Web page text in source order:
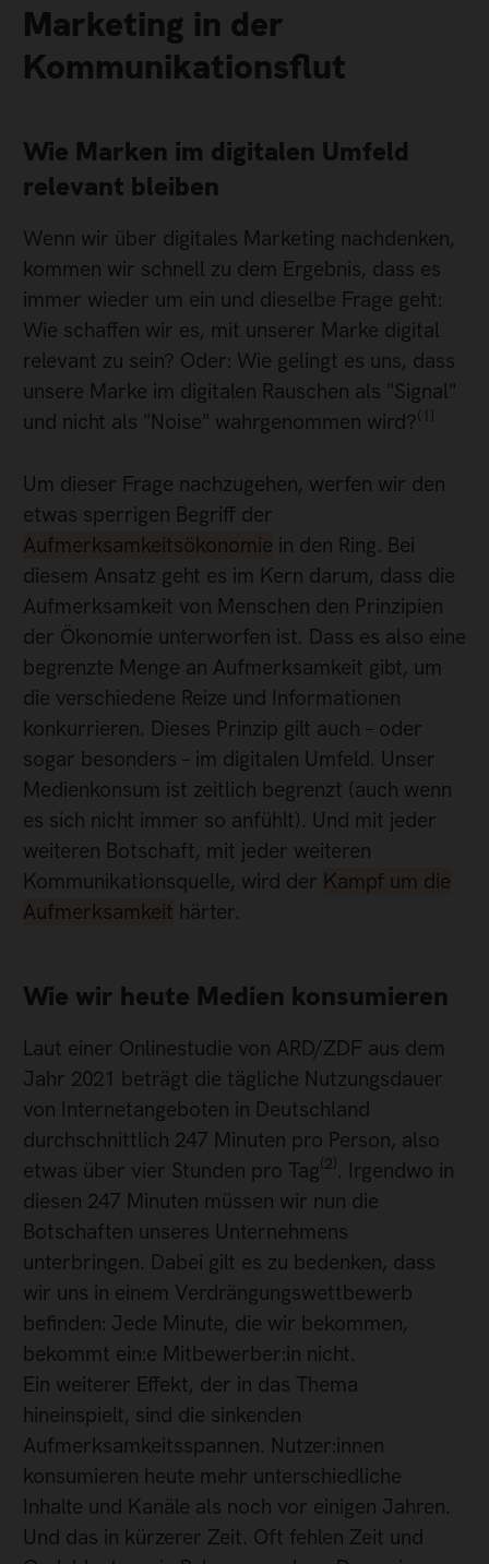
Marketing in der
Kommunikationsflut
Wie Marken im digitalen Umfeld
relevant bleiben
Wenn wir über digitales Marketing nachdenken,
kommen wir schnell zu dem Ergebnis, dass es
immer wieder um ein und dieselbe Frage geht:
Wie schaffen wir es, mit unserer Marke digital
relevant zu sein? Oder: Wie gelingt es uns, dass
unsere Marke im digitalen Rauschen als "Signal"
und nicht als "Noise" wahrgenommen wird?(1)
Um dieser Frage nachzugehen, werfen wir den
etwas sperrigen Begriff der
Aufmerksamkeitsökonomie in den Ring. Bei
diesem Ansatz geht es im Kern darum, dass die
Aufmerksamkeit von Menschen den Prinzipien
der Ökonomie unterworfen ist. Dass es also eine
begrenzte Menge an Aufmerksamkeit gibt, um
die verschiedene Reize und Informationen
konkurrieren. Dieses Prinzip gilt auch – oder
sogar besonders – im digitalen Umfeld. Unser
Medienkonsum ist zeitlich begrenzt (auch wenn
es sich nicht immer so anfühlt). Und mit jeder
weiteren Botschaft, mit jeder weiteren
Kommunikationsquelle, wird der Kampf um die
Aufmerksamkeit härter.
Wie wir heute Medien konsumieren
Laut einer Onlinestudie von ARD/ZDF aus dem
Jahr 2021 beträgt die tägliche Nutzungsdauer
von Internetangeboten in Deutschland
durchschnittlich 247 Minuten pro Person, also
etwas über vier Stunden pro Tag(2). Irgendwo in
diesen 247 Minuten müssen wir nun die
Botschaften unseres Unternehmens
unterbringen. Dabei gilt es zu bedenken, dass
wir uns in einem Verdrängungswettbewerb
befinden: Jede Minute, die wir bekommen,
bekommt ein:e Mitbewerber:in nicht.
Ein weiterer Effekt, der in das Thema
hineinspielt, sind die sinkenden
Aufmerksamkeitsspannen. Nutzer:innen
konsumieren heute mehr unterschiedliche
Inhalte und Kanäle als noch vor einigen Jahren.
Und das in kürzerer Zeit. Oft fehlen Zeit und